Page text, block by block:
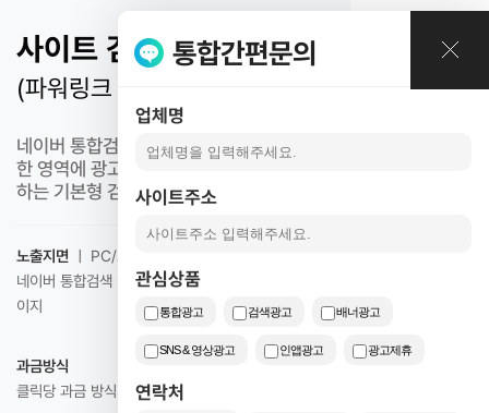
통합간편문의
업체명
사이트주소
관심상품
통합광고 검색광고 배너광고
SNS & 영상광고 인앱광고 광고제휴
연락처
사이트 검색광고
(파워링크 유형)
네이버 통합검색 및 네이버 내외부의 다양
한 영역에 광고소재와 사이트 링크를 노출
하는 기본형 검색광고
노출지면 ㅣ PC/모바일
네이버 통합검색 결과 / 네이버 서비스 영역 / 외부페
이지
과금방식
클릭당 과금 방식